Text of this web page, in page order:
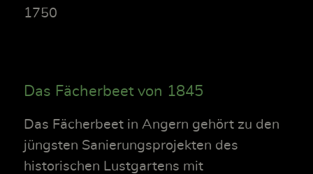
1750
Das Fächerbeet von 1845
Das Fächerbeet in Angern gehört zu den
jüngsten Sanierungsprojekten des
historischen Lustgartens mit